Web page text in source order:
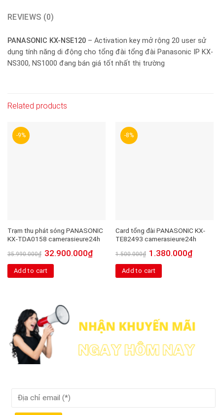
REVIEWS (0)
PANASONIC KX-NSE120 – Activation key mở rộng 20 user sử
dụng tính năng di động cho tổng đài tổng đài Panasonic IP KX-
NS300, NS1000 đang bán giá tốt nhất thị trường
Related products
-9%
Trạm thu phát sóng PANASONIC
KX-TDA0158 camerasieure24h
35.990.000₫ 32.900.000₫
Add to cart
-8%
Card tổng đài PANASONIC KX-
TE82493 camerasieure24h
1.500.000₫ 1.380.000₫
Add to cart